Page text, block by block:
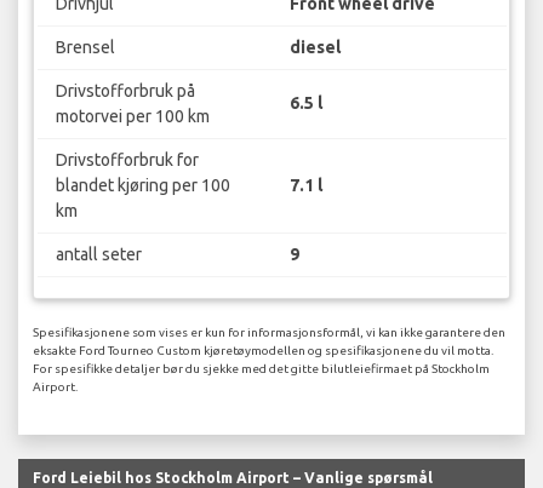
Brensel diesel
Drivstofforbruk på
motorvei per 100 km
6.5 l
Drivstofforbruk for
blandet kjøring per 100
km
7.1 l
antall seter 9
Spesifikasjonene som vises er kun for informasjonsformål, vi kan ikke garantere den
eksakte Ford Tourneo Custom kjøretøymodellen og spesifikasjonene du vil motta.
For spesifikke detaljer bør du sjekke med det gitte bilutleiefirmaet på Stockholm
Airport.
Ford Leiebil hos Stockholm Airport – Vanlige spørsmål